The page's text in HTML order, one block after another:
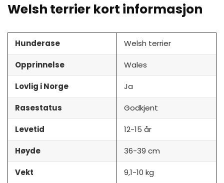
Welsh terrier kort informasjon
Hunderase Welsh terrier
Opprinnelse Wales
Lovlig i Norge Ja
Rasestatus Godkjent
Levetid 12-15 år
Høyde 36-39 cm
Vekt 9,1-10 kg